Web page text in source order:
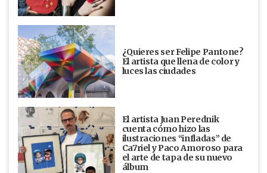
¿Quieres ser Felipe Pantone?
El artista que llena de color y
luces las ciudades
El artista Juan Perednik
cuenta cómo hizo las
ilustraciones “infladas” de
Ca7riel y Paco Amoroso para
el arte de tapa de su nuevo
álbum